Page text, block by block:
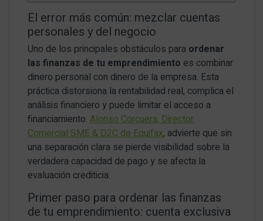
El error más común: mezclar cuentas
personales y del negocio
Uno de los principales obstáculos para ordenar
las finanzas de tu emprendimiento es combinar
dinero personal con dinero de la empresa. Esta
práctica distorsiona la rentabilidad real, complica el
análisis financiero y puede limitar el acceso a
financiamiento.Alonso Corcuera, Director
Comercial SME & D2C de Equifax, advierte que sin
una separación clara se pierde visibilidad sobre la
verdadera capacidad de pago y se afecta la
evaluación crediticia.
Primer paso para ordenar las finanzas
de tu emprendimiento: cuenta exclusiva